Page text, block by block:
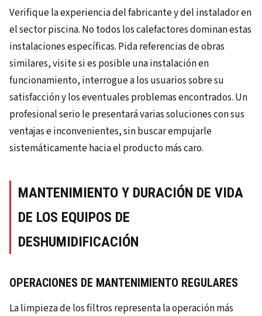
Verifique la experiencia del fabricante y del instalador en
el sector piscina. No todos los calefactores dominan estas
instalaciones específicas. Pida referencias de obras
similares, visite si es posible una instalación en
funcionamiento, interrogue a los usuarios sobre su
satisfacción y los eventuales problemas encontrados. Un
profesional serio le presentará varias soluciones con sus
ventajas e inconvenientes, sin buscar empujarle
sistemáticamente hacia el producto más caro.
MANTENIMIENTO Y DURACIÓN DE VIDA
DE LOS EQUIPOS DE
DESHUMIDIFICACIÓN
OPERACIONES DE MANTENIMIENTO REGULARES
La limpieza de los filtros representa la operación más